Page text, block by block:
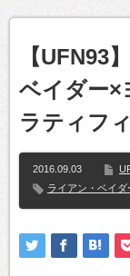
【UFN93
ベイダー×
ラティフ
2016.09.03
ライアン・ベイダ